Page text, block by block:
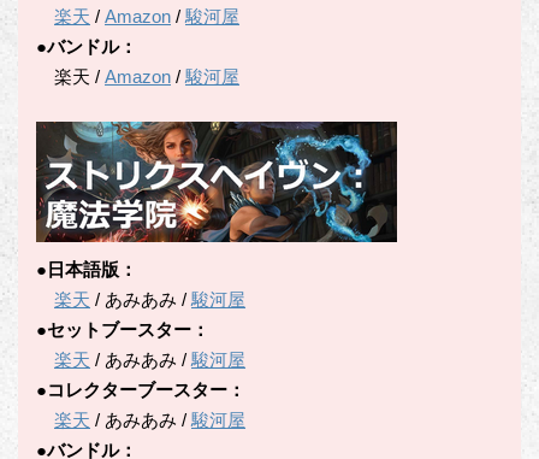
楽天 / Amazon /駿河屋
●バンドル：
楽天 / Amazon /駿河屋
●日本語版：
楽天 / あみあみ /駿河屋
●セットブースター：
楽天 / あみあみ /駿河屋
●コレクターブースター：
楽天 / あみあみ /駿河屋
●バンドル：